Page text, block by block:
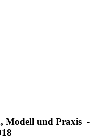
Modell und Praxis -